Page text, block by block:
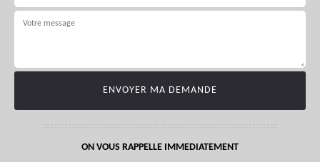
ON VOUS RAPPELLE IMMEDIATEMENT